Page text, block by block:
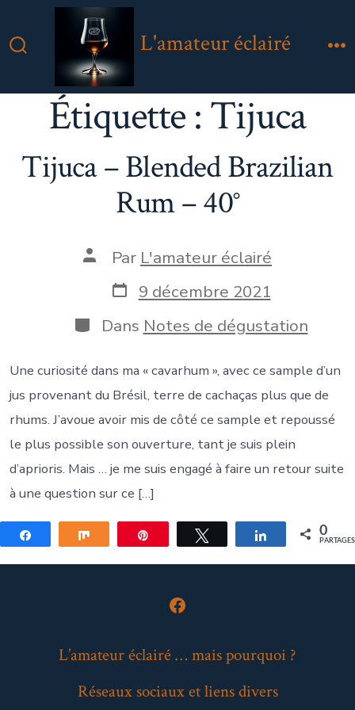
au
Bascule
Rechercher
L'amateur éclairé
Étiquette :Tijuca
Tijuca – Blended Brazilian
Rum – 40°
Auteur
publication
Par L'amateur éclairé
Date
de
publication
9 décembre 2021
Catégories
Dans Notes de dégustation
Une curiosité dans ma « cavarhum », avec ce sample d’un
jus provenant du Brésil, terre de cachaças plus que de
rhums. J’avoue avoir mis de côté ce sample et repoussé
le plus possible son ouverture, tant je suis plein
d’aprioris. Mais … je me suis engagé à faire un retour suite
à une question sur ce […]
Partagez Partagez Tweetez Partagez 0
PARTAGES
Open
in
a
L’amateur éclairé … mais pourquoi ?
Réseaux sociaux et liens divers